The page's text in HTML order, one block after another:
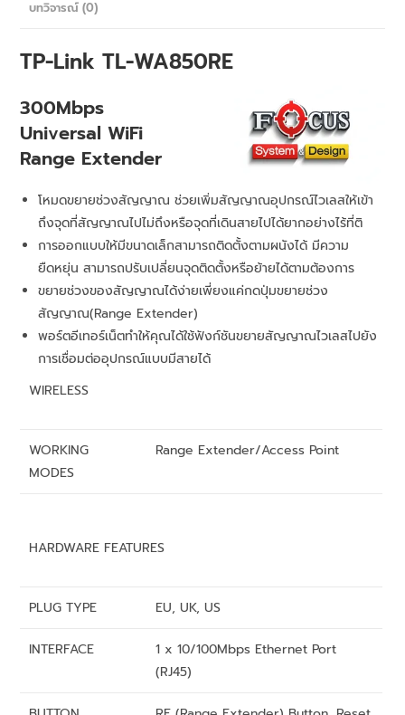
บทวิจารณ์ (0)
TP-Link TL-WA850RE
300Mbps
Universal WiFi
Range Extender
โหมดขยายช่วงสัญญาณ ช่วยเพิ่มสัญญาณอุปกรณ์ไวเลสให้เข้า
ถึงจุดที่สัญญาณไปไม่ถึงหรือจุดที่เดินสายไปได้ยากอย่างไร้ที่ติ
การออกแบบให้มีขนาดเล็กสามารถติดตั้งตามผนังได้ มีความ
ยืดหยุ่น สามารถปรับเปลี่ยนจุดติดตั้งหรือย้ายได้ตามต้องการ
ขยายช่วงของสัญญาณได้ง่ายเพี่ยงแค่กดปุ่มขยายช่วง
สัญญาณ(Range Extender)
พอร์ตอีเทอร์เน็ตทำให้คุณได้ใช้ฟังก์ชันขยายสัญญาณไวเลสไปยัง
การเชื่อมต่ออุปกรณ์แบบมีสายได้
WIRELESS
WORKING
MODES
Range Extender/Access Point
HARDWARE FEATURES
PLUG TYPE EU, UK, US
INTERFACE
1 x 10/100Mbps Ethernet Port
(RJ45)